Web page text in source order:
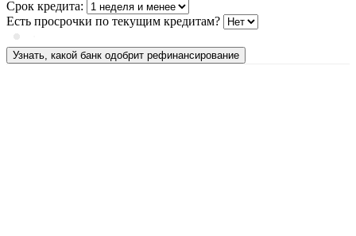
Срок кредита:
Есть просрочки по текущим кредитам?
Узнать, какой банк одобрит рефинансирование